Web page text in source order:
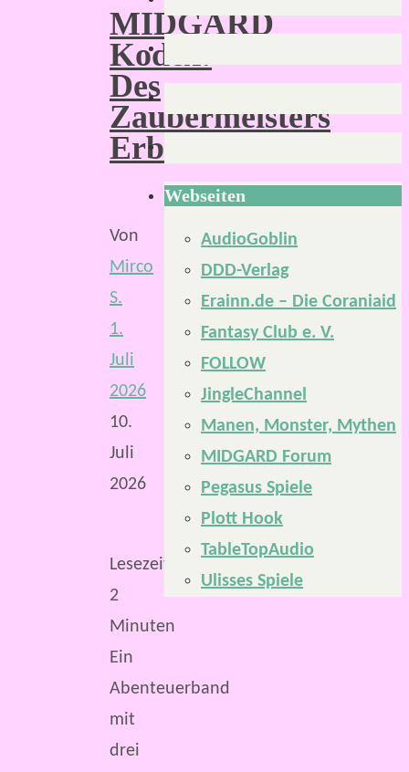
MIDGARD
Kodex:
Des
Zaubermeisters
Erben
Von
Mirco
S.
1.
Juli
2026
10.
Juli
2026
Lesezeit:
2
Minuten
Ein
Abenteuerband
mit
drei
Webseiten
AudioGoblin
DDD-Verlag
Erainn.de – Die Coraniaid
Fantasy Club e. V.
FOLLOW
JingleChannel
Manen, Monster, Mythen
MIDGARD Forum
Pegasus Spiele
Plott Hook
TableTopAudio
Ulisses Spiele